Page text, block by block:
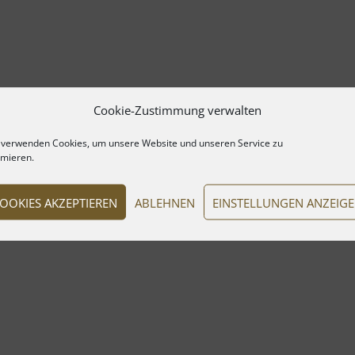
Cookie-Zustimmung verwalten
Cookies, um unsere Website und unseren Service zu
AKZEPTIEREN ABLEHNEN EINSTELLUNGEN